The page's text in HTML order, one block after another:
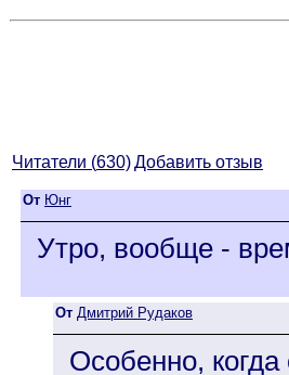
Читатели (630)Добавить отзыв
От Юнг
Утро, вообще -
От Дмитрий Рудаков
Особенно,